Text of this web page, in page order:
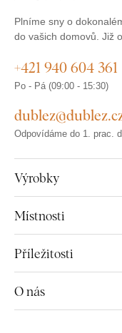
Plníme sny o
do vašich domovů. Již
Výrobky
Místnosti
Příležitosti
O nás
+421 940 604 361
Po - Pá (09:00 - 15:30)
Odpovídáme do 1. prac.